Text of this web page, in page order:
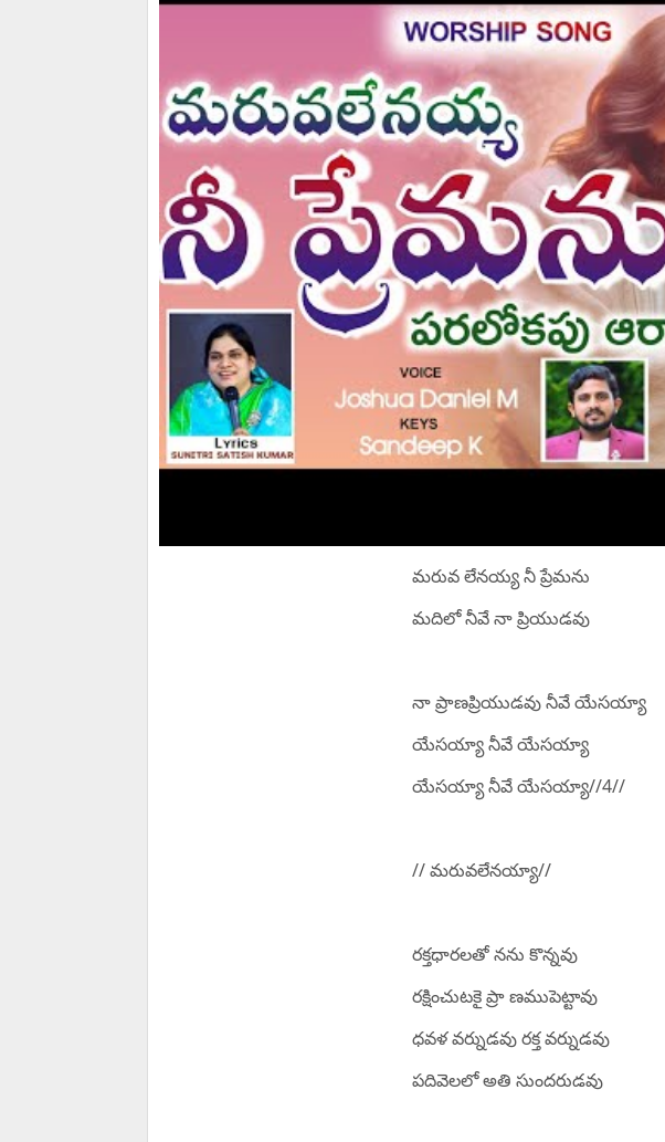
మరువ లేనయ్య నీ ప్రేమను
మదిలో నీవే నా ప్రియుడవు
నా ప్రాణప్రియుడవు నీవే యేసయ్యా
యేసయ్యా నీవే యేసయ్యా
యేసయ్యా నీవే యేసయ్యా//4//
// మరువలేనయ్యా//
రక్తధారలతో నను కొన్నవు
రక్షించుటకై ప్రా ణముపెట్టావు
ధవళ వర్నుడవు రక్త వర్నుడవు
పదివెలలో అతి సుందరుడవు